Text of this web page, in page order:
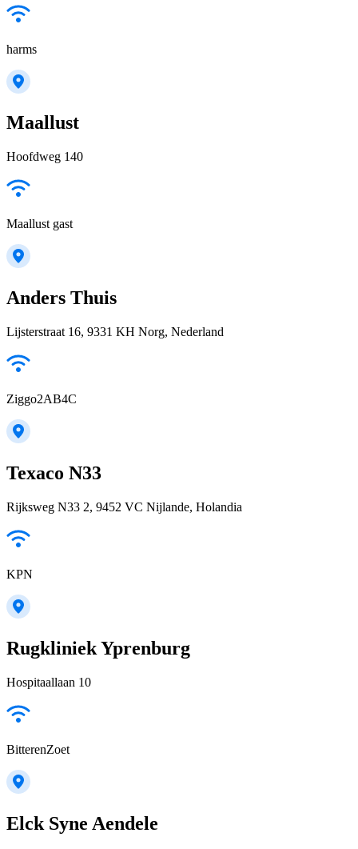
harms
Maallust
Hoofdweg 140
Maallust gast
Anders Thuis
Lijsterstraat 16, 9331 KH Norg, Nederland
Ziggo2AB4C
Texaco N33
Rijksweg N33 2, 9452 VC Nijlande, Holandia
KPN
Rugkliniek Yprenburg
Hospitaallaan 10
BitterenZoet
Elck Syne Aendele